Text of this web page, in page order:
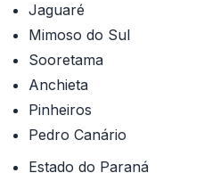
Jaguaré
Mimoso do Sul
Sooretama
Anchieta
Pinheiros
Pedro Canário
Estado do Paraná